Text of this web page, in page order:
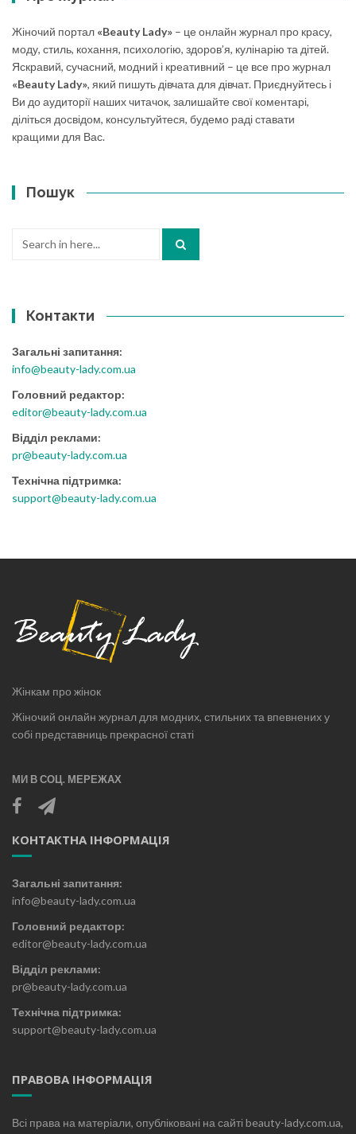
Жіночий портал «Beauty Lady» – це онлайн журнал про красу,
моду, стиль, кохання, психологію, здоров’я, кулінарію та дітей.
Яскравий, сучасний, модний і креативний – це все про журнал
«Beauty Lady», який пишуть дівчата для дівчат. Приєднуйтесь і
Ви до аудиторії наших читачок, залишайте свої коментарі,
діліться досвідом, консультуйтеся, будемо раді ставати
кращими для Вас.
Пошук
Контакти
Загальні запитання:
info@beauty-lady.com.ua
Головний редактор:
editor@beauty-lady.com.ua
Відділ реклами:
pr@beauty-lady.com.ua
Технічна підтримка:
support@beauty-lady.com.ua
Жінкам про жінок
Жіночий онлайн журнал для модних, стильних та впевнених у
собі представниць прекрасної статі
МИ В СОЦ. МЕРЕЖАХ
КОНТАКТНА ІНФОРМАЦІЯ
Загальні запитання:
info@beauty-lady.com.ua
Головний редактор:
editor@beauty-lady.com.ua
Відділ реклами:
pr@beauty-lady.com.ua
Технічна підтримка:
support@beauty-lady.com.ua
ПРАВОВА ІНФОРМАЦІЯ
Всі права на матеріали, опубліковані на сайті beauty-lady.com.ua,